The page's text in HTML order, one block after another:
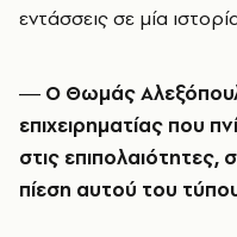
εντάσσεις σε μία
― Ο Θωμάς
επιχειρηματίας που
στις επιπολαιότητες,
πίεση αυτού του